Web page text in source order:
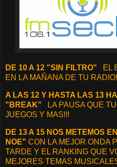
DE 10 A 12 "SIN FILTRO"
EL
EN LA MAÑANA DE TU
A LAS 12 Y HASTA LAS 13
"BREAK"
LA PAUSA QUE
JUEGOS Y MAS!!!
DE 13 A 15 NOS METEMOS
NOE" CON LA MEJOR ONDA
TARDE Y EL RANKING QUE
MEJORES TEMAS